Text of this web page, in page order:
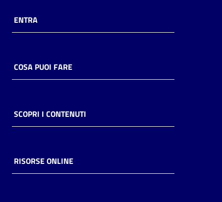
ENTRA
COSA PUOI FARE
SCOPRI I CONTENUTI
RISORSE ONLINE